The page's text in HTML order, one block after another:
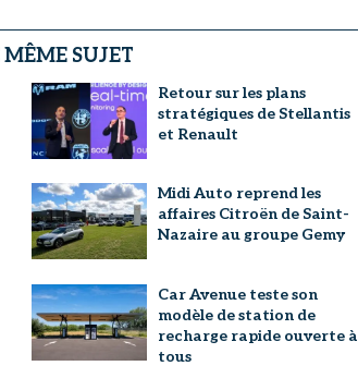
MÊME SUJET
Retour sur les plans
stratégiques de Stellantis
et Renault
Midi Auto reprend les
affaires Citroën de Saint-
Nazaire au groupe Gemy
Car Avenue teste son
modèle de station de
recharge rapide ouverte à
tous